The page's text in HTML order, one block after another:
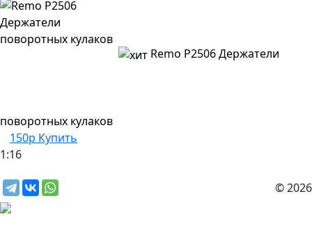
Remo P2506 Держатели
поворотных кулаков
150р Купить
1:16
© 2026